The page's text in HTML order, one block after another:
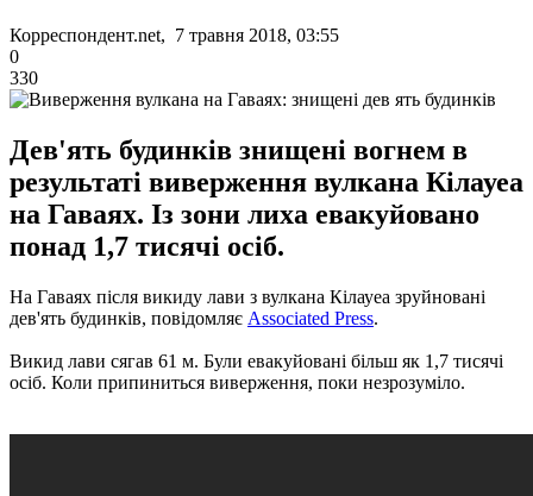
Корреспондент.net, 7 травня 2018, 03:55
0
330
Дев'ять будинків знищені вогнем в
результаті виверження вулкана Кілауеа
на Гаваях. Із зони лиха евакуйовано
понад 1,7 тисячі осіб.
На Гаваях після викиду лави з вулкана Кілауеа зруйновані
дев'ять будинків, повідомляє Associated Press.
Викид лави сягав 61 м. Були евакуйовані більш як 1,7 тисячі
осіб. Коли припиниться виверження, поки незрозуміло.